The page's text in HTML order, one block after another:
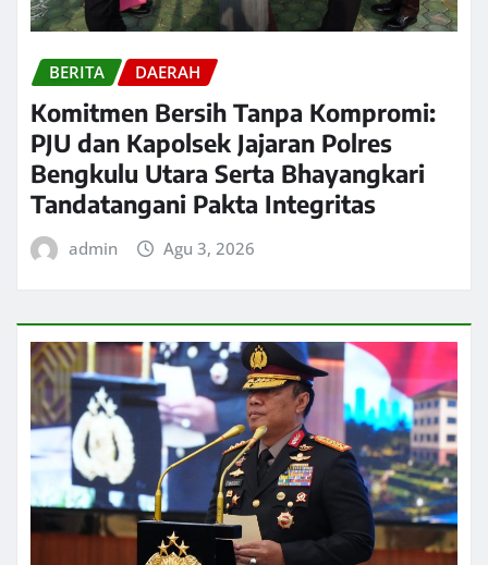
BERITA DAERAH
Komitmen Bersih Tanpa Kompromi:
PJU dan Kapolsek Jajaran Polres
Bengkulu Utara Serta Bhayangkari
Tandatangani Pakta Integritas
admin Agu 3, 2026